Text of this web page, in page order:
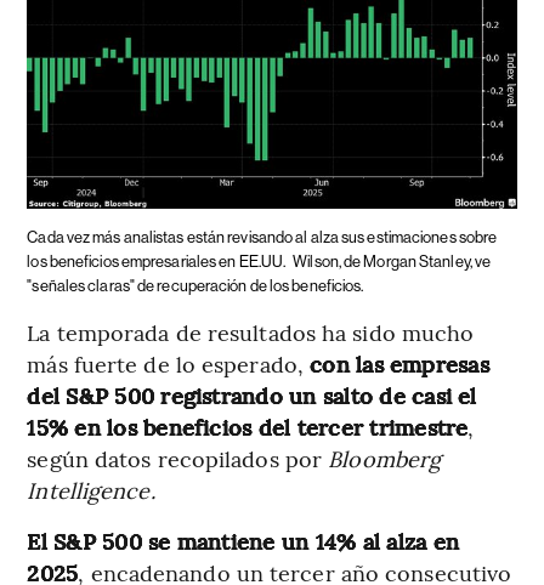
Cada vez más analistas están revisando al alza sus estimaciones sobre
los beneficios empresariales en EE.UU. Wilson, de Morgan Stanley, ve
"señales claras" de recuperación de los beneficios.
La temporada de resultados ha sido mucho
más fuerte de lo esperado,con las empresas
del S&P 500 registrando un salto de casi el
15% en los beneficios del tercer trimestre,
según datos recopilados por Bloomberg
Intelligence.
El S&P 500 se mantiene un 14% al alza en
2025, encadenando un tercer año consecutivo